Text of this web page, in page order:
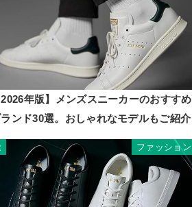
年版】メンズスニーカーのおすすめ
ンド30選。おしゃれなモデルもご紹介
ファッション